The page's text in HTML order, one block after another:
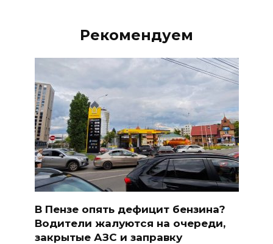
Рекомендуем
В Пензе опять дефицит бензина?
Водители жалуются на очереди,
закрытые АЗС и заправку